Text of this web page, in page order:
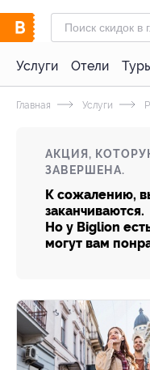
Услуги Отели
Главная Услуги
АКЦИЯ,
ЗАВЕРШЕНА.
К сожалению,
заканчиваются.
Но у Biglion
могут вам